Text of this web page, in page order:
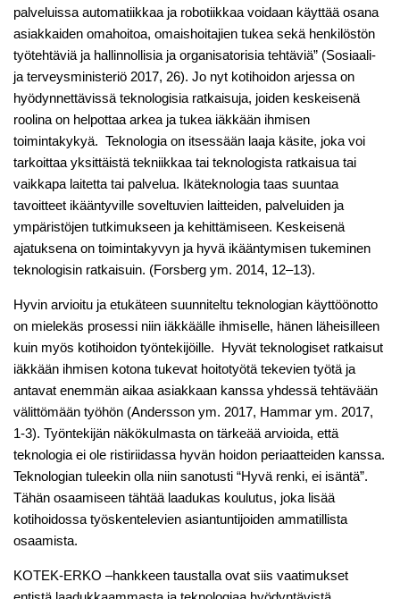
palveluissa automatiikkaa ja robotiikkaa voidaan käyttää osana
asiakkaiden omahoitoa, omaishoitajien tukea sekä henkilöstön
työtehtäviä ja hallinnollisia ja organisatorisia tehtäviä” (Sosiaali-
ja terveysministeriö 2017, 26). Jo nyt kotihoidon arjessa on
hyödynnettävissä teknologisia ratkaisuja, joiden keskeisenä
roolina on helpottaa arkea ja tukea iäkkään ihmisen
toimintakykyä. Teknologia on itsessään laaja käsite, joka voi
tarkoittaa yksittäistä tekniikkaa tai teknologista ratkaisua tai
vaikkapa laitetta tai palvelua. Ikäteknologia taas suuntaa
tavoitteet ikääntyville soveltuvien laitteiden, palveluiden ja
ympäristöjen tutkimukseen ja kehittämiseen. Keskeisenä
ajatuksena on toimintakyvyn ja hyvä ikääntymisen tukeminen
teknologisin ratkaisuin. (Forsberg ym. 2014, 12–13).
Hyvin arvioitu ja etukäteen suunniteltu teknologian käyttöönotto
on mielekäs prosessi niin iäkkäälle ihmiselle, hänen läheisilleen
kuin myös kotihoidon työntekijöille. Hyvät teknologiset ratkaisut
iäkkään ihmisen kotona tukevat hoitotyötä tekevien työtä ja
antavat enemmän aikaa asiakkaan kanssa yhdessä tehtävään
välittömään työhön (Andersson ym. 2017, Hammar ym. 2017,
1-3). Työntekijän näkökulmasta on tärkeää arvioida, että
teknologia ei ole ristiriidassa hyvän hoidon periaatteiden kanssa.
Teknologian tuleekin olla niin sanotusti “Hyvä renki, ei isäntä”.
Tähän osaamiseen tähtää laadukas koulutus, joka lisää
kotihoidossa työskentelevien asiantuntijoiden ammatillista
osaamista.
KOTEK-ERKO –hankkeen taustalla ovat siis vaatimukset